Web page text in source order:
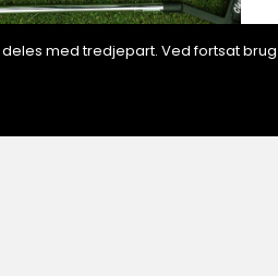
med tredjepart. Ved fortsat